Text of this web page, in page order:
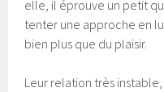
elle, il éprouve un petit
tenter une approche en
bien plus que du plaisir.
Leur relation très